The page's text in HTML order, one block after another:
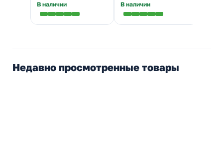
В наличии
В наличии
Недавно просмотренные товары